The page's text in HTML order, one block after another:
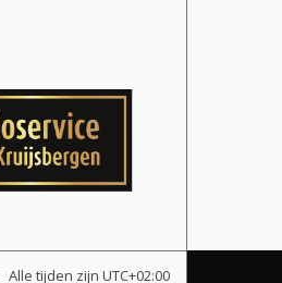
Alle tijden zijn UTC+02:00